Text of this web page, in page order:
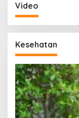
Video
Kesehatan